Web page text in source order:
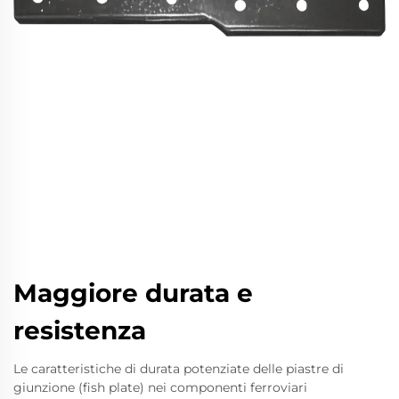
Maggiore durata e
resistenza
Le caratteristiche di durata potenziate delle piastre di
giunzione (fish plate) nei componenti ferroviari